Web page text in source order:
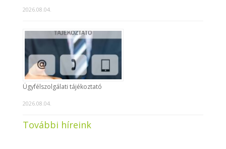
2026.08.04.
Ügyfélszolgálati tájékoztató
2026.08.04.
További híreink